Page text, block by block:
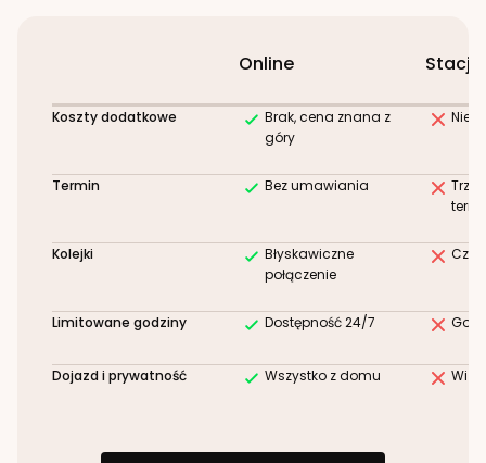
Online
Koszty dodatkowe
Brak, cena znana z
góry
Termin Bez umawiania
Kolejki
Błyskawiczne
połączenie
Limitowane godziny Dostępność 24/7
Dojazd i prywatność Wszystko z domu